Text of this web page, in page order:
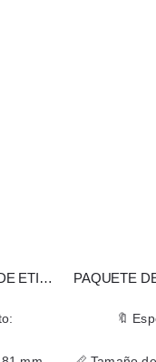
¡OFERTA! PAQUETE DE 4 ROLLOS DE ETIQUETAS DE TRANSFERENCIA TÉRMICA 108 X 81 MM
🔖